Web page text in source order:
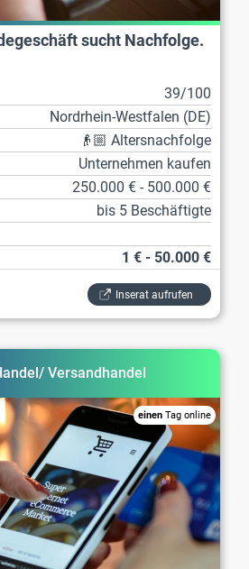
sucht Nachfolge.
39/100
Nordrhein-Westfalen (DE)
👴🏼 Altersnachfolge
Unternehmen kaufen
250.000 € - 500.000 €
bis 5 Beschäftigte
1 € - 50.000 €
Inserat aufrufen
Versandhandel
einen Tag online